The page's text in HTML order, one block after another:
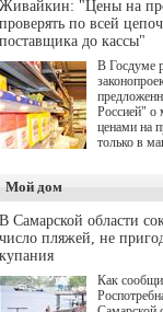
роли в
Артем
Гухман,
Устимова,
Святослав
Котрелёв,
Чучилин,
Нестерова,
Волкова в
Режиссер-
проекта —
(сериалы
Живайкин: "Цены на
проверять по всей
поставщика до кассы"
В Госдуме
Россией" о
ценами на
только в
где именно
вверх и кто
Мой дом
В Самарской области
число пляжей, не
купания
Как